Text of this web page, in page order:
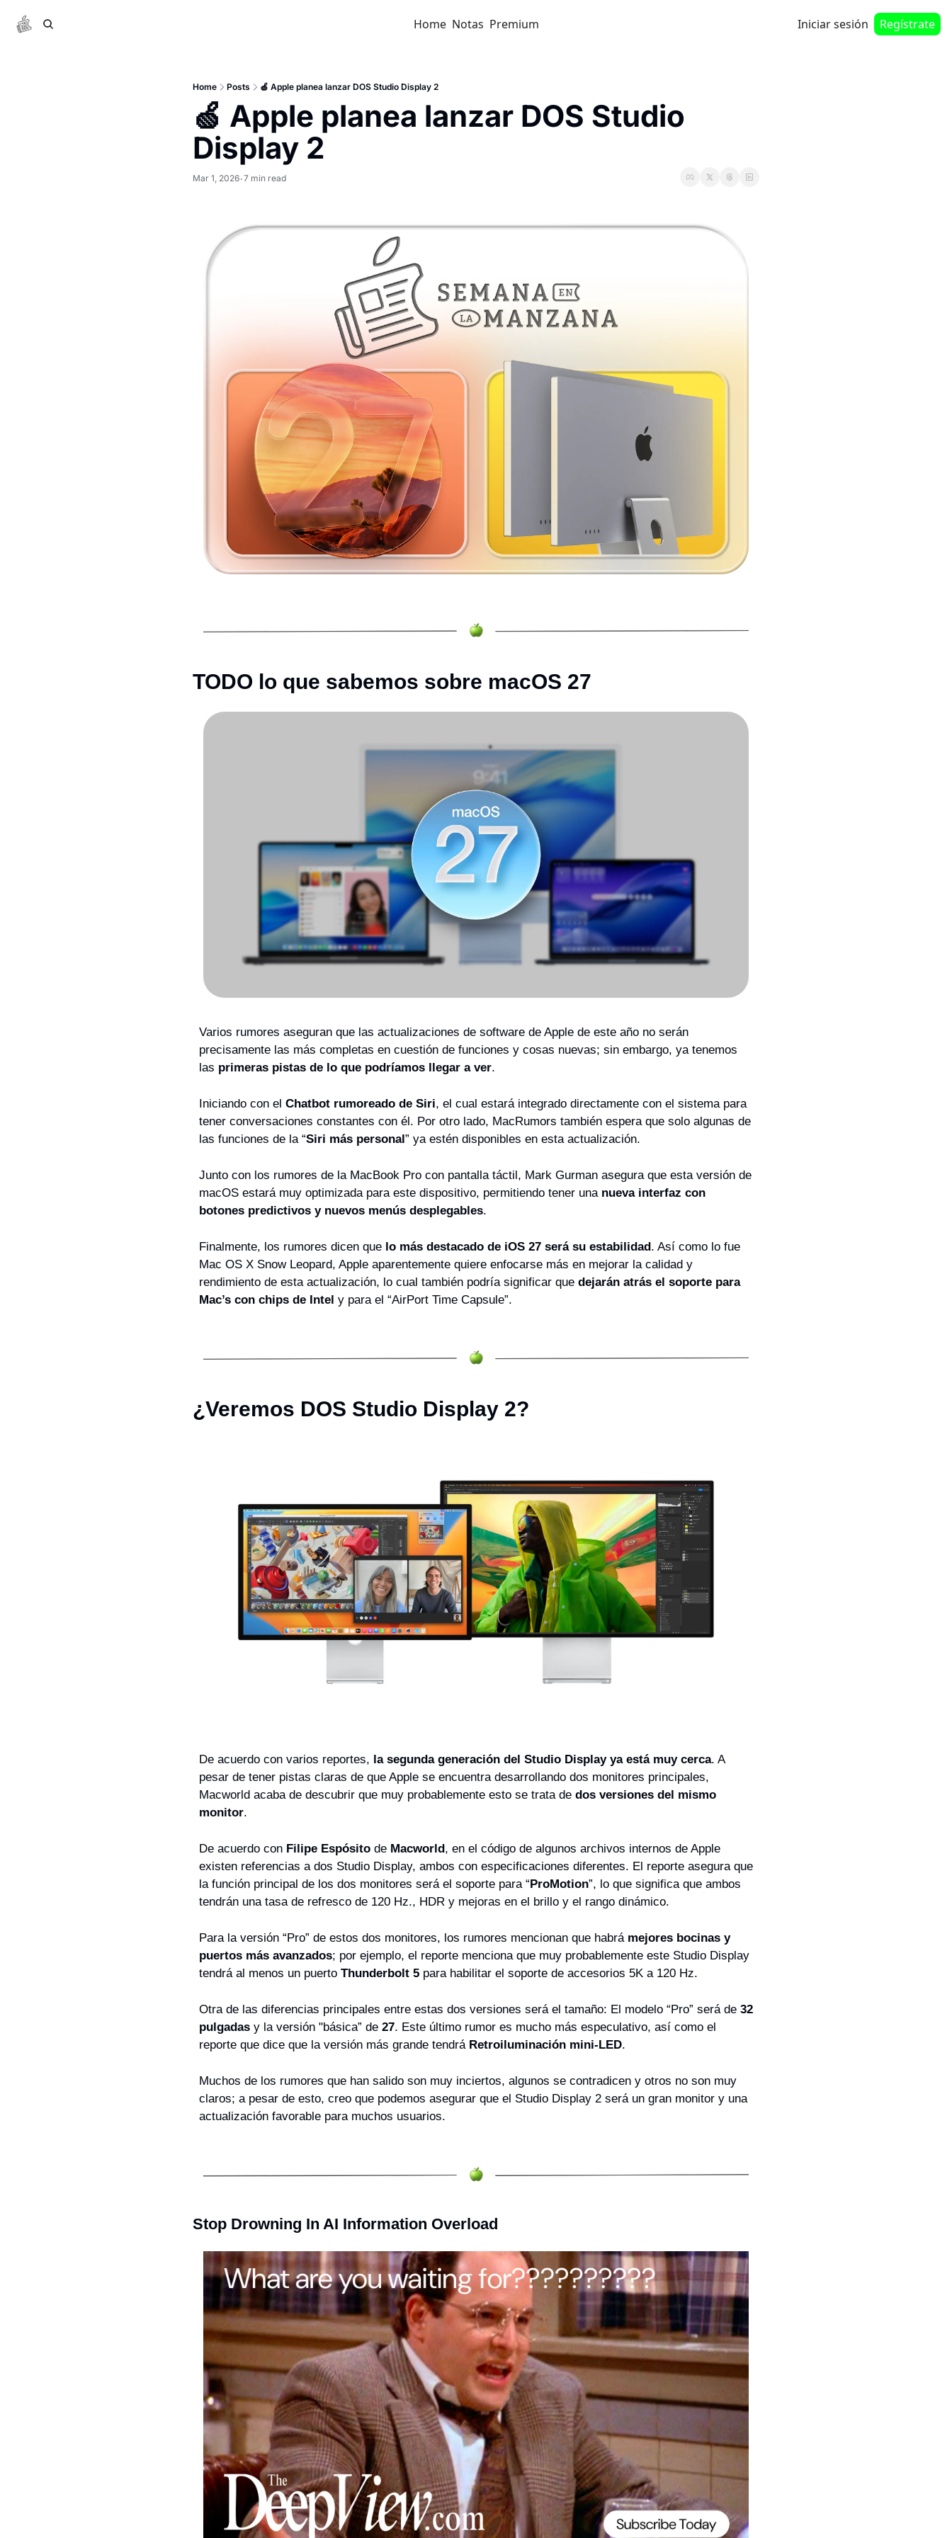
Home Notas Premium Iniciar sesión Regístrate
Home Posts 🍏 Apple planea lanzar DOS Studio Display 2
🍏 Apple planea lanzar DOS Studio
Display 2
Mar 1, 2026•7 min read
TODO lo que sabemos sobre macOS 27
Varios rumores aseguran que las actualizaciones de software de Apple de este año no serán
precisamente las más completas en cuestión de funciones y cosas nuevas; sin embargo, ya tenemos
las primeras pistas de lo que podríamos llegar a ver.
Iniciando con el Chatbot rumoreado de Siri, el cual estará integrado directamente con el sistema para
tener conversaciones constantes con él. Por otro lado, MacRumors también espera que solo algunas de
las funciones de la “Siri más personal” ya estén disponibles en esta actualización.
Junto con los rumores de la MacBook Pro con pantalla táctil, Mark Gurman asegura que esta versión de
macOS estará muy optimizada para este dispositivo, permitiendo tener una nueva interfaz con
botones predictivos y nuevos menús desplegables.
Finalmente, los rumores dicen que lo más destacado de iOS 27 será su estabilidad. Así como lo fue
Mac OS X Snow Leopard, Apple aparentemente quiere enfocarse más en mejorar la calidad y
rendimiento de esta actualización, lo cual también podría significar que dejarán atrás el soporte para
Mac’s con chips de Intel y para el “AirPort Time Capsule”.
¿Veremos DOS Studio Display 2?
De acuerdo con varios reportes, la segunda generación del Studio Display ya está muy cerca. A
pesar de tener pistas claras de que Apple se encuentra desarrollando dos monitores principales,
Macworld acaba de descubrir que muy probablemente esto se trata de dos versiones del mismo
monitor.
De acuerdo con Filipe Espósito de Macworld , en el código de algunos archivos internos de Apple
existen referencias a dos Studio Display, ambos con especificaciones diferentes. El reporte asegura que
la función principal de los dos monitores será el soporte para “ ProMotion”, lo que significa que ambos
tendrán una tasa de refresco de 120 Hz., HDR y mejoras en el brillo y el rango dinámico.
Para la versión “Pro” de estos dos monitores, los rumores mencionan que habrá mejores bocinas y
puertos más avanzados; por ejemplo, el reporte menciona que muy probablemente este Studio Display
tendrá al menos un puerto Thunderbolt 5 para habilitar el soporte de accesorios 5K a 120 Hz.
Otra de las diferencias principales entre estas dos versiones será el tamaño: El modelo “Pro” será de 32
pulgadas y la versión "básica” de 27. Este último rumor es mucho más especulativo, así como el
reporte que dice que la versión más grande tendrá Retroiluminación mini-LED.
Muchos de los rumores que han salido son muy inciertos, algunos se contradicen y otros no son muy
claros; a pesar de esto, creo que podemos asegurar que el Studio Display 2 será un gran monitor y una
actualización favorable para muchos usuarios.
Stop Drowning In AI Information Overload